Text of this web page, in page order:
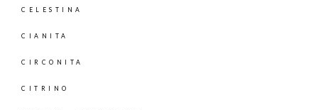
CELESTINA
CIANITA
CIRCONITA
CITRINO